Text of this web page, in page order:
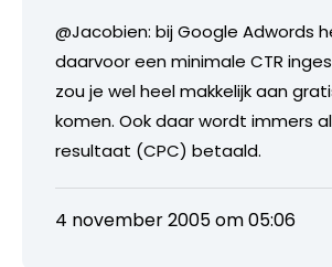
@Jacobien: bij Google Adwords
daarvoor een minimale CTR
zou je wel heel makkelijk aan
komen. Ook daar wordt immers
resultaat (CPC) betaald.
4 november 2005 om 05:06